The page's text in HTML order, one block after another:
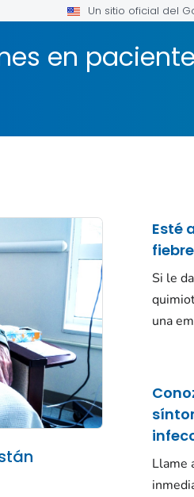
Un sitio oficial del
en
Esté
fiebre
Si le
una
Llame